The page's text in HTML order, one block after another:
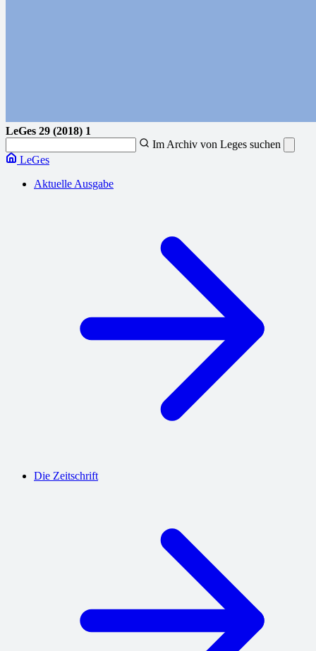
LeGes 29 (2018) 1
Im Archiv von Leges suchen
LeGes
Aktuelle Ausgabe
Die Zeitschrift